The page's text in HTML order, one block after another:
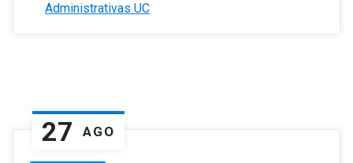
Administrativas UC
27 AGO